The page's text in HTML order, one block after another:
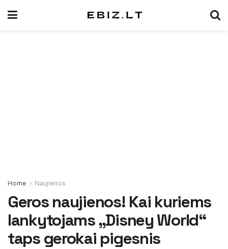
Home Naujienos
Geros naujienos! Kai kuriems
lankytojams „Disney World“
taps gerokai pigesnis